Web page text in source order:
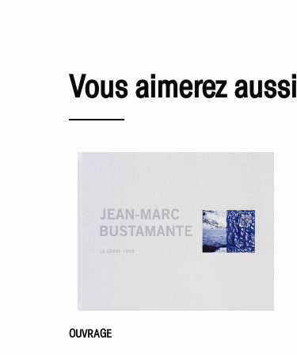
Vous aimerez aussi
OUVRAGE